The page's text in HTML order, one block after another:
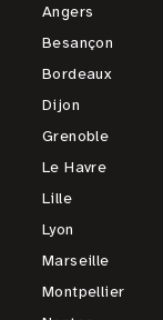
Angers
Besançon
Bordeaux
Dijon
Grenoble
Le Havre
Lille
Lyon
Marseille
Montpellier